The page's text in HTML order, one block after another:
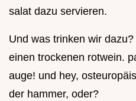
salat dazu servieren.
Und was trinken wir
einen trockenen rotwein.
auge! und hey,
der hammer, oder?